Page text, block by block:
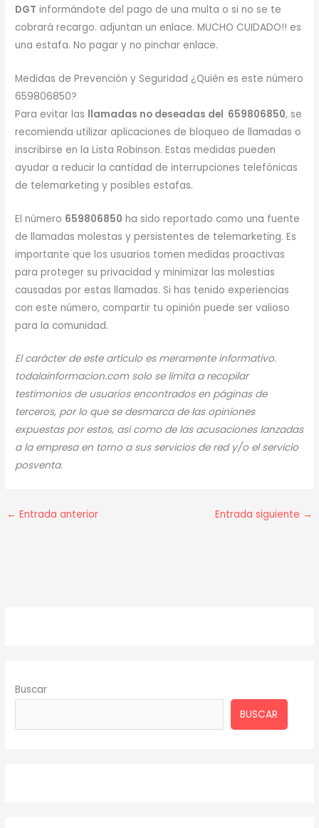
DGT informándote del pago de una multa o si no se te
cobrará recargo. adjuntan un enlace. MUCHO CUIDADO!! es
una estafa. No pagar y no pinchar enlace.
Medidas de Prevención y Seguridad ¿Quién es este número
659806850?
Para evitar las llamadas no deseadas del 659806850, se
recomienda utilizar aplicaciones de bloqueo de llamadas o
inscribirse en la Lista Robinson. Estas medidas pueden
ayudar a reducir la cantidad de interrupciones telefónicas
de telemarketing y posibles estafas.
El número 659806850 ha sido reportado como una fuente
de llamadas molestas y persistentes de telemarketing. Es
importante que los usuarios tomen medidas proactivas
para proteger su privacidad y minimizar las molestias
causadas por estas llamadas. Si has tenido experiencias
con este número, compartir tu opinión puede ser valioso
para la comunidad.
El carácter de este artículo es meramente informativo.
todalainformacion.com solo se limita a recopilar
testimonios de usuarios encontrados en páginas de
terceros, por lo que se desmarca de las opiniones
expuestas por estos, así como de las acusaciones lanzadas
a la empresa en torno a sus servicios de red y/o el servicio
posventa.
← Entrada anterior Entrada siguiente →
Buscar
BUSCAR